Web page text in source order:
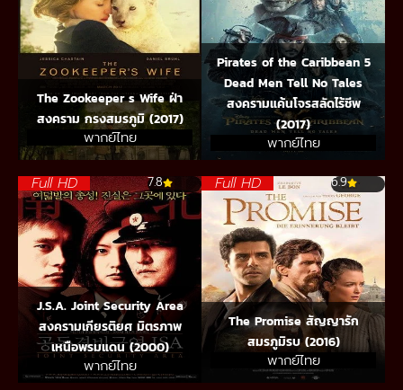
The Zookeeper s Wife ฝ่า
สงคราม กรงสมรภูมิ (2017)
พากย์ไทย
Pirates of the Caribbean 5
Dead Men Tell No Tales
สงครามแค้นโจรสลัดไร้ชีพ
(2017)
พากย์ไทย
Full HD 7.8
J.S.A. Joint Security Area
สงครามเกียรติยศ มิตรภาพ
เหนือพรมแดน (2000)
พากย์ไทย
Full HD 6.9
The Promise สัญญารัก
สมรภูมิรบ (2016)
พากย์ไทย